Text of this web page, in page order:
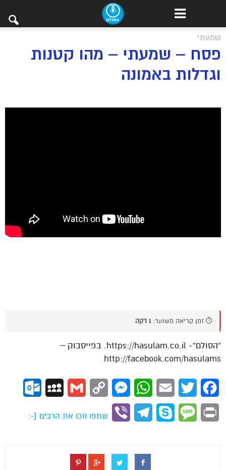
שמעתי
פסח – שמעתי – מהו קטנות
וגדלות באמונה
⏱️ זמן קריאה משוער: 1 דקה
“הסולם”- https://hasulam.co.il. בפייסבוק –
http://facebook.com/hasulams
Facebook
Twitter
Email
WhatsApp
Messenger
Copy
Gmail
MySpace
Print
Message
Skype
Telegram
Viber
שתפו וזכו את הרבים (-: